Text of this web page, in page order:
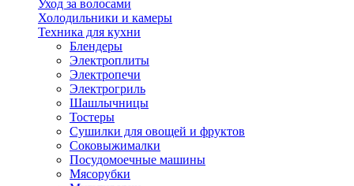
Уход за волосами
Холодильники и камеры
Техника для кухни
Блендеры
Электроплиты
Электропечи
Электрогриль
Шашлычницы
Тостеры
Сушилки для овощей и фруктов
Соковыжималки
Посудомоечные машины
Мясорубки